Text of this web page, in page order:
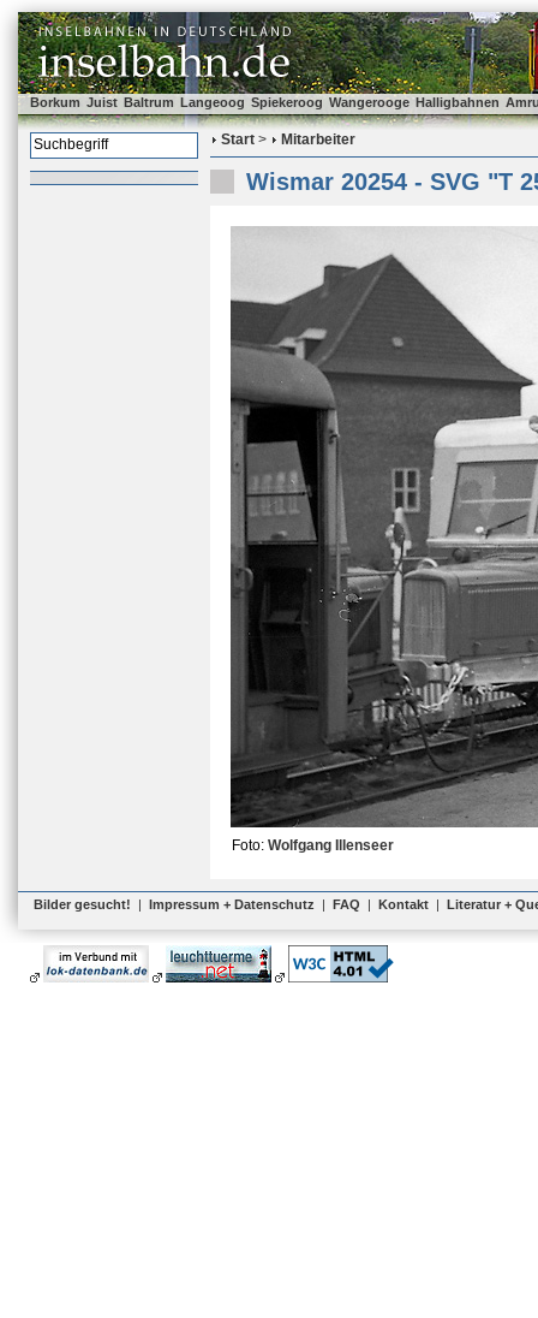
Borkum Juist Baltrum Langeoog Spiekeroog Wangerooge Halligbahnen
Start > Mitarbeiter
Wismar 20254 - SVG "T
Foto: Wolfgang Illenseer
Bilder gesucht! | Impressum + Datenschutz | FAQ | Kontakt | Literatur +